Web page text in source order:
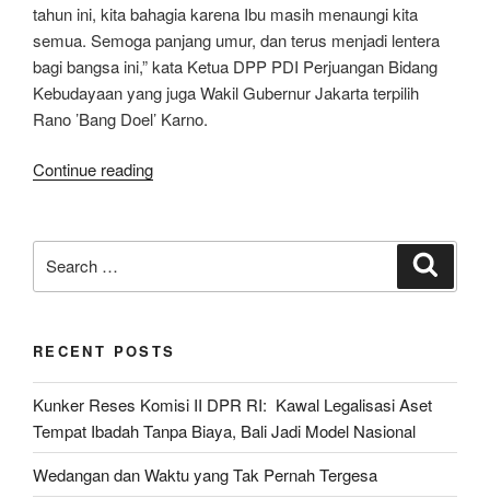
tahun ini, kita bahagia karena Ibu masih menaungi kita
semua. Semoga panjang umur, dan terus menjadi lentera
bagi bangsa ini,” kata Ketua DPP PDI Perjuangan Bidang
Kebudayaan yang juga Wakil Gubernur Jakarta terpilih
Rano ’Bang Doel’ Karno.
Continue reading“Warga
Ulang
Megawati,
Bahagia
Ibu
Rakyat”
for:
RECENT POSTS
Kunker Reses Komisi II DPR RI: Kawal Legalisasi Aset
Tempat Ibadah Tanpa Biaya, Bali Jadi Model Nasional
Wedangan dan Waktu yang Tak Pernah Tergesa